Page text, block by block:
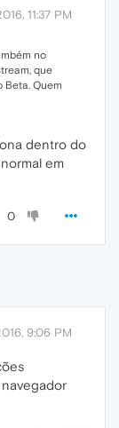
11:37 PM
no
que
Quem
dentro do
em
0
9:06 PM